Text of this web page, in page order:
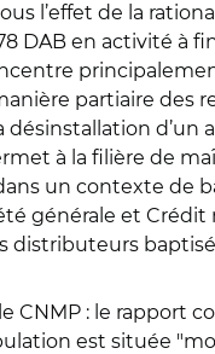
l’effet de la
DAB en activité à
partiaire des
désinstallation d’un
à la filière de
un contexte de
générale et
baptisé
CNMP : le rapport
est située